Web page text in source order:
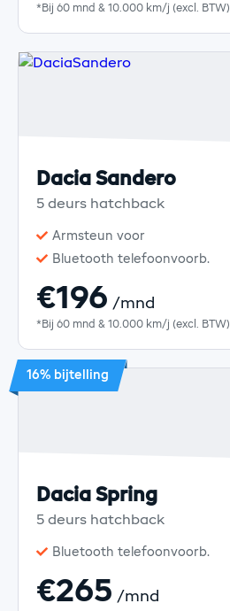
*Bij 60 mnd & 10.000 km/j (excl. BTW)
Dacia Sandero
5 deurs hatchback
Armsteun voor
Bluetooth telefoonvoorb.
€196 /mnd
*Bij 60 mnd & 10.000 km/j (excl. BTW)
16% bijtelling
Dacia Spring
5 deurs hatchback
Bluetooth telefoonvoorb.
€265 /mnd